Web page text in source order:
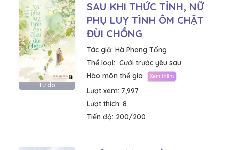
Tự do
SAU KHI THỨC TỈNH, NỮ
PHỤ LUỴ TÌNH ÔM CHẶT
ĐÙI CHỒNG
Tác giả: Hà Phong Tống
Thể loại: Cưới trước yêu sau
Hào môn thế gia
Lượt xem: 7,997
Lượt thích: 8
Tiến độ: 200/200